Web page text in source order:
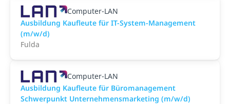
Computer-LAN
Ausbildung Kaufleute für IT-System-Management
(m/w/d)
Fulda
Computer-LAN
Ausbildung Kaufleute für Büromanagement
Schwerpunkt Unternehmensmarketing (m/w/d)